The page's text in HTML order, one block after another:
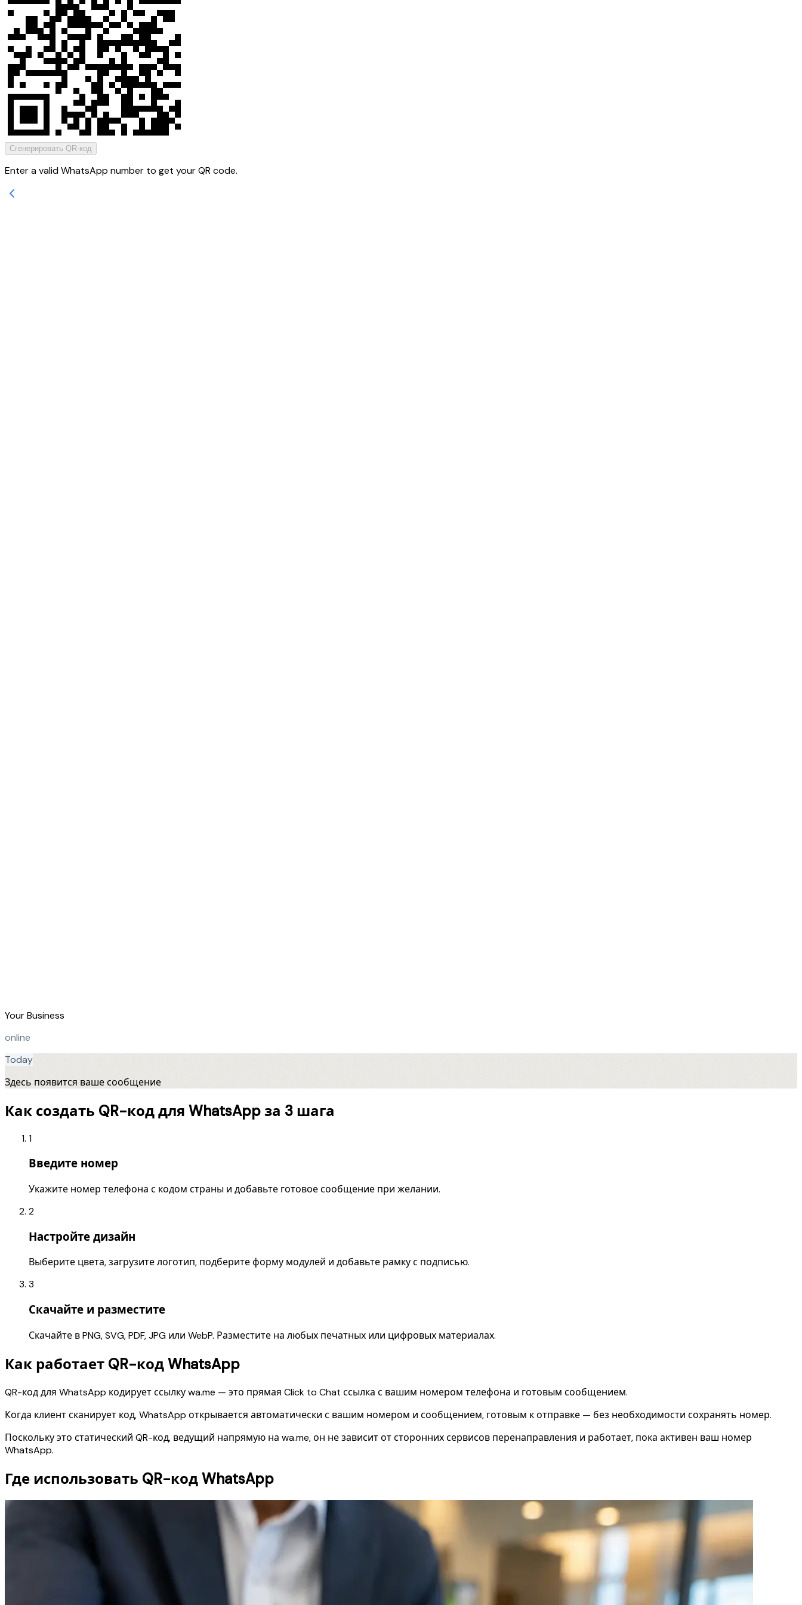
Сгенерировать QR-код
Enter a valid WhatsApp number to get your QR code.
Your Business
online
Today
Здесь появится ваше сообщение
Как создать QR-код для WhatsApp за 3 шага
1
Введите номер
Укажите номер телефона с кодом страны и добавьте готовое сообщение при желании.
2
Настройте дизайн
Выберите цвета, загрузите логотип, подберите форму модулей и добавьте рамку с подписью.
3
Скачайте и разместите
Скачайте в PNG, SVG, PDF, JPG или WebP. Разместите на любых печатных или цифровых материалах.
Как работает QR-код WhatsApp
QR-код для WhatsApp кодирует ссылку wa.me — это прямая Click to Chat ссылка с вашим номером телефона и готовым сообщением.
Когда клиент сканирует код, WhatsApp открывается автоматически с вашим номером и сообщением, готовым к отправке — без необходимости сохранять номер.
Поскольку это статический QR-код, ведущий напрямую на wa.me, он не зависит от сторонних сервисов перенаправления и работает, пока активен ваш номер
WhatsApp.
Где использовать QR-код WhatsApp